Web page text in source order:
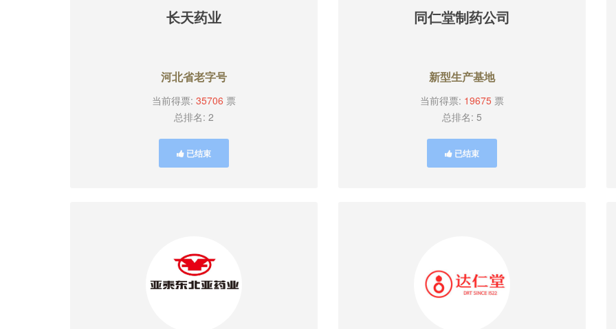
长天药业
河北省老字号
当前得票: 35706 票
总排名: 2
已结束
同仁堂制药公司
新型生产基地
当前得票: 19675 票
总排名: 5
已结束